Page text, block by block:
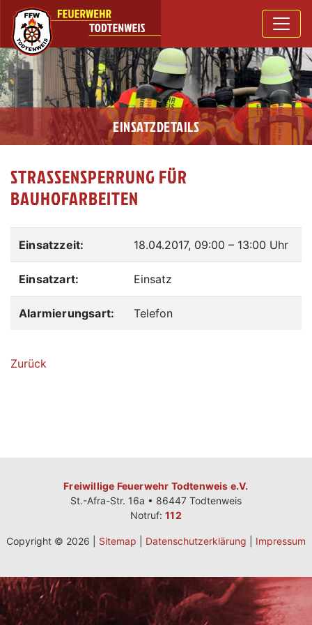
EINSATZDETAILS
STRASSENSPERRUNG FÜR B
AUHOFARBEITEN
Einsatzzeit: 18.04.2017, 09:00 – 13:00 Uhr
Einsatzart: Einsatz
Alarmierungsart: Telefon
Zurück
Freiwillige Feuerwehr Todtenweis e.V.
St.-Afra-Str. 16a • 86447 Todtenweis
Notruf:112
Copyright © 2026 | Sitemap Datenschutzerklärung Impressum